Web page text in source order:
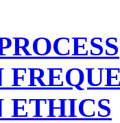
ETHICS